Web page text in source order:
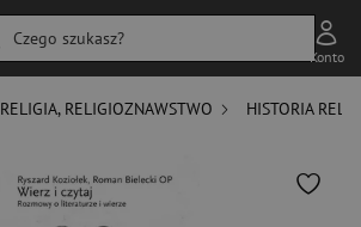
Czego szukasz?
Konto
RELIGIA, RELIGIOZNAWSTWO HISTORIA